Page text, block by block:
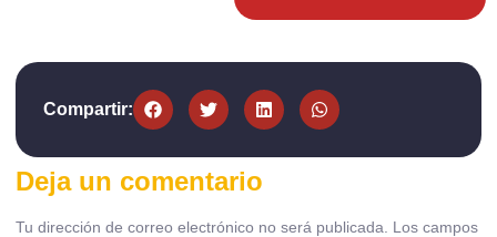
Compartir:
Deja un comentario
Tu dirección de correo electrónico no será publicada.
Los campos